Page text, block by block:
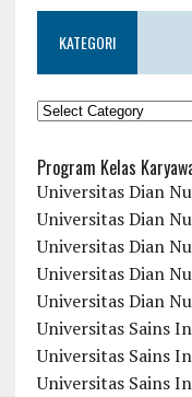
KATEGORI
KATEGORI
Program Kelas
Universitas Dian
Universitas Dian
Universitas Dian
Universitas Dian
Universitas Dian
Universitas Sains
Universitas Sains
Universitas Sains